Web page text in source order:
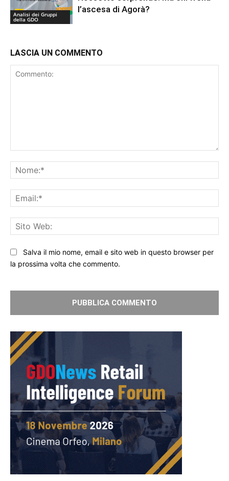
Analisi dei Gruppi
della GDO
l’ascesa di Agorà?
LASCIA UN COMMENTO
Salva il mio nome, email e sito web in questo browser per
la prossima volta che commento.